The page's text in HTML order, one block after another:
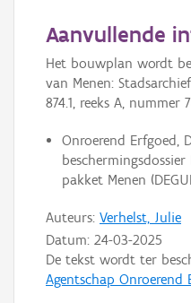
Aanvullende
Het bouwplan wordt
van Menen:
874.1, reeks A, nummer
Onroerend Erfgoed,
beschermingsdossier
pakket Menen
Auteurs: Verhelst, Julie
Datum: 24-03-2025
De tekst wordt ter
Agentschap Onroerend